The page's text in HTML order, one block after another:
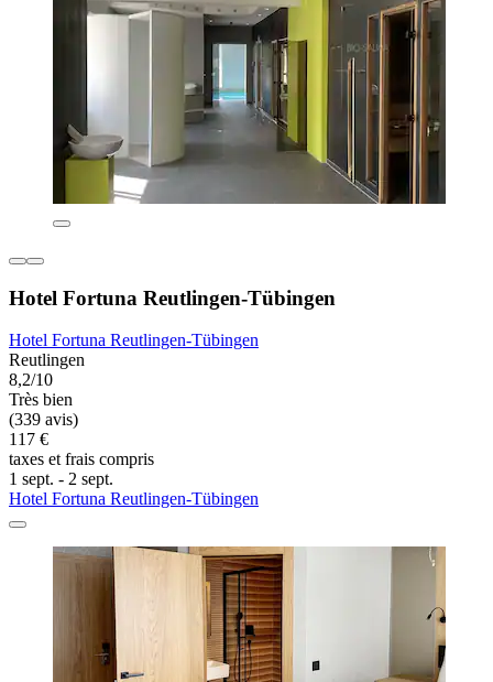
Hotel Fortuna Reutlingen-Tübingen
Hotel Fortuna Reutlingen-Tübingen
Reutlingen
8,2/10
Très bien
(339 avis)
117 €
taxes et frais compris
1 sept. - 2 sept.
Hotel Fortuna Reutlingen-Tübingen